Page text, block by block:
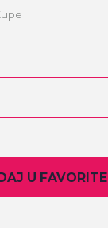
U FAVORITE